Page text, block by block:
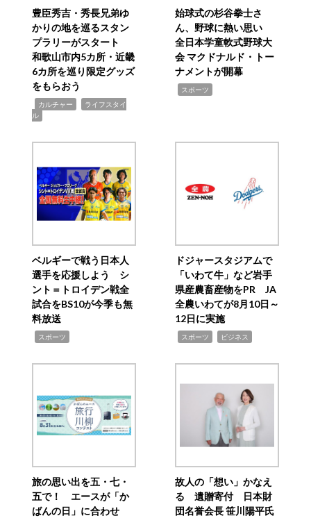
豊臣秀吉・秀長兄弟ゆ
かりの地を巡るスタン
プラリーがスタート
和歌山市内5カ所・近畿
6カ所を巡り限定グッズ
をもらおう
カルチャー
ライフスタイ
ル
始球式の杉谷拳士さ
ん、野球に熱い思い
全日本学童軟式野球大
会 マクドナルド・トー
ナメントが開幕
スポーツ
ベルギーで戦う日本人
選手を応援しよう シ
ント＝トロイデン戦全
試合をBS10が今季も無
料放送
スポーツ
ドジャースタジアムで
「いわて牛」など岩手
県産農畜産物をPR JA
全農いわてが8月10日～
12日に実施
スポーツ ビジネス
旅の思い出を五・七・
五で！ エースが「か
ばんの日」に合わせ
故人の「想い」かなえ
る 遺贈寄付 日本財
団名誉会長 笹川陽平氏